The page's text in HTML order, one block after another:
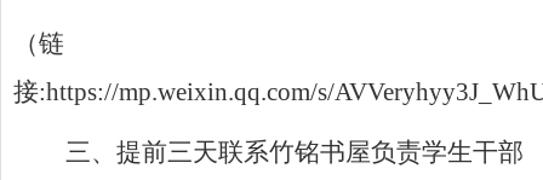
（链
接:https://mp.weixin.qq.com/s/
三、提前三天联系竹铭书屋负责学生干部